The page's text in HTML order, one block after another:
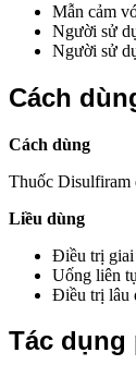
Mẫn cảm
Người sử
Người sử
Cách
Cách dùng
Thuốc Disulfiram
Liều dùng
Điều trị giai
Uống liên
Điều trị lâu
Tác dụng